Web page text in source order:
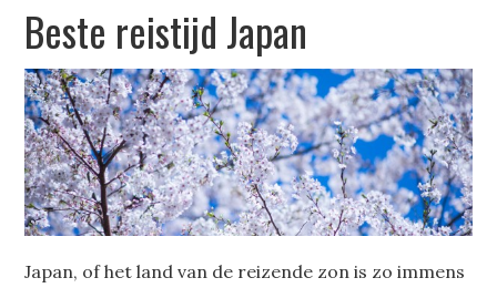
Beste reistijd Japan
Japan, of het land van de reizende zon is zo immens